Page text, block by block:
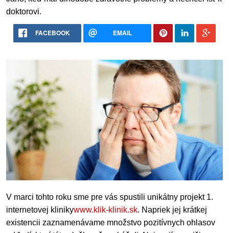
doktorovi.
FACEBOOK EMAIL
V marci tohto roku sme pre vás spustili unikátny projekt 1.
internetovej klinikywww.klik-klinik.sk. Napriek jej krátkej
existencii zaznamenávame množstvo pozitívnych ohlasov